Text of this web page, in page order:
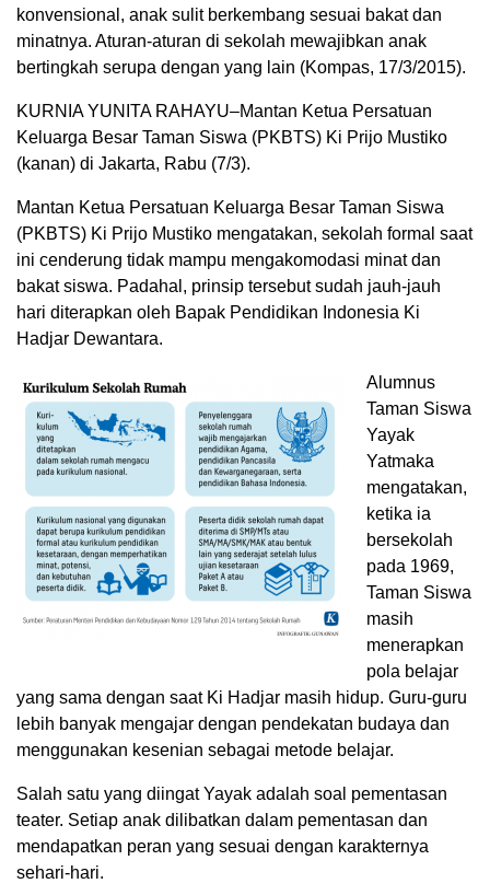
konvensional, anak sulit berkembang sesuai bakat dan
minatnya. Aturan-aturan di sekolah mewajibkan anak
bertingkah serupa dengan yang lain (Kompas, 17/3/2015).
KURNIA YUNITA RAHAYU–Mantan Ketua Persatuan
Keluarga Besar Taman Siswa (PKBTS) Ki Prijo Mustiko
(kanan) di Jakarta, Rabu (7/3).
Mantan Ketua Persatuan Keluarga Besar Taman Siswa
(PKBTS) Ki Prijo Mustiko mengatakan, sekolah formal saat
ini cenderung tidak mampu mengakomodasi minat dan
bakat siswa. Padahal, prinsip tersebut sudah jauh-jauh
hari diterapkan oleh Bapak Pendidikan Indonesia Ki
Hadjar Dewantara.
Alumnus
Taman Siswa
Yayak
Yatmaka
mengatakan,
ketika ia
bersekolah
pada 1969,
Taman Siswa
masih
menerapkan
pola belajar
yang sama dengan saat Ki Hadjar masih hidup. Guru-guru
lebih banyak mengajar dengan pendekatan budaya dan
menggunakan kesenian sebagai metode belajar.
Salah satu yang diingat Yayak adalah soal pementasan
teater. Setiap anak dilibatkan dalam pementasan dan
mendapatkan peran yang sesuai dengan karakternya
sehari-hari.